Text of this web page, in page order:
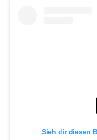
Sieh dir diesen